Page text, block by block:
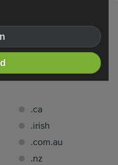
1 jaar gratis
.ca
.irish
.com.au
.nz